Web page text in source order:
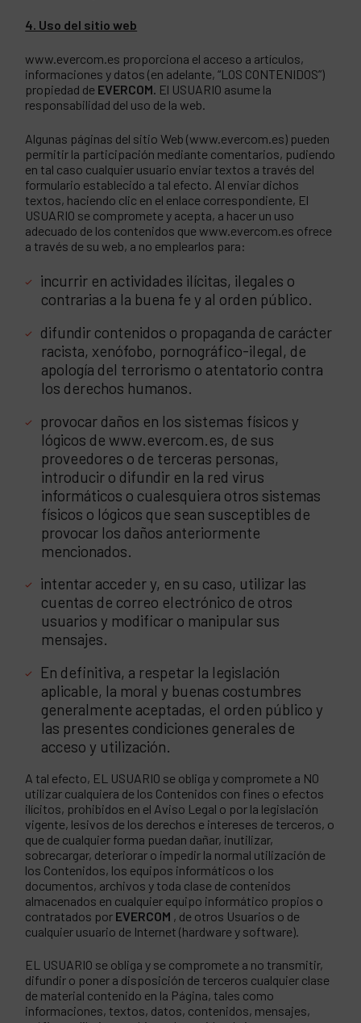
4. Uso del sitio web
www.evercom.es proporciona el acceso a artículos,
informaciones y datos (en adelante, “LOS CONTENIDOS”)
propiedad de EVERCOM. El USUARIO asume la
responsabilidad del uso de la web.
Algunas páginas del sitio Web (www.evercom.es) pueden
permitir la participación mediante comentarios, pudiendo
en tal caso cualquier usuario enviar textos a través del
formulario establecido a tal efecto. Al enviar dichos
textos, haciendo clic en el enlace correspondiente, El
USUARIO se compromete y acepta, a hacer un uso
adecuado de los contenidos que www.evercom.es ofrece
a través de su web, a no emplearlos para:
incurrir en actividades ilícitas, ilegales o
contrarias a la buena fe y al orden público.
difundir contenidos o propaganda de carácter
racista, xenófobo, pornográfico-ilegal, de
apología del terrorismo o atentatorio contra
los derechos humanos.
provocar daños en los sistemas físicos y
lógicos de www.evercom.es, de sus
proveedores o de terceras personas,
introducir o difundir en la red virus
informáticos o cualesquiera otros sistemas
físicos o lógicos que sean susceptibles de
provocar los daños anteriormente
mencionados.
intentar acceder y, en su caso, utilizar las
cuentas de correo electrónico de otros
usuarios y modificar o manipular sus
mensajes.
En definitiva, a respetar la legislación
aplicable, la moral y buenas costumbres
generalmente aceptadas, el orden público y
las presentes condiciones generales de
acceso y utilización.
A tal efecto, EL USUARIO se obliga y compromete a NO
utilizar cualquiera de los Contenidos con fines o efectos
ilícitos, prohibidos en el Aviso Legal o por la legislación
vigente, lesivos de los derechos e intereses de terceros, o
que de cualquier forma puedan dañar, inutilizar,
sobrecargar, deteriorar o impedir la normal utilización de
los Contenidos, los equipos informáticos o los
documentos, archivos y toda clase de contenidos
almacenados en cualquier equipo informático propios o
contratados por EVERCOM , de otros Usuarios o de
cualquier usuario de Internet (hardware y software).
EL USUARIO se obliga y se compromete a no transmitir,
difundir o poner a disposición de terceros cualquier clase
de material contenido en la Página, tales como
informaciones, textos, datos, contenidos, mensajes,